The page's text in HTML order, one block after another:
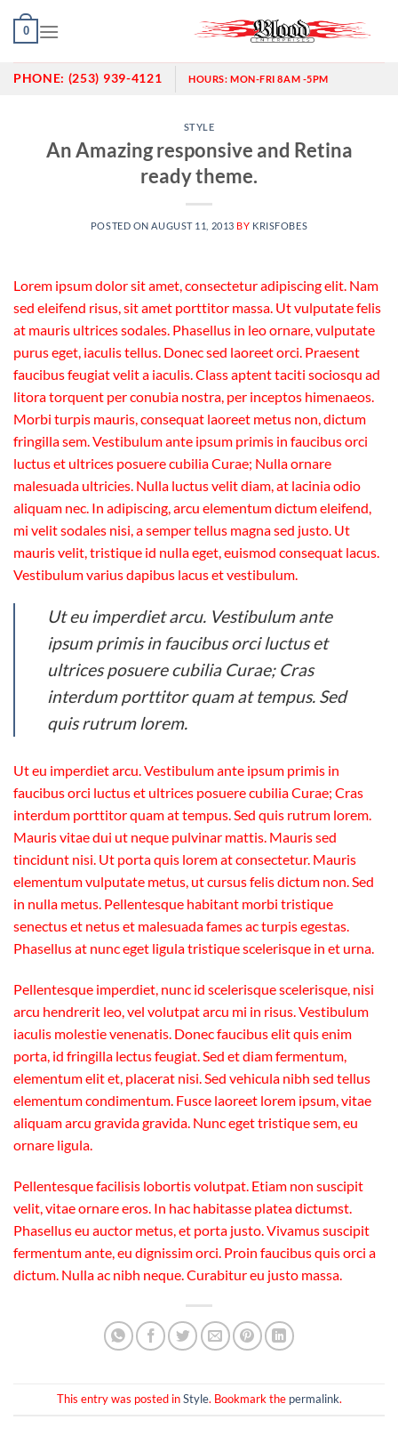
Skip
0
PHONE: (253) 939-4121 HOURS:MON-FRI 8AM -5PM
STYLE
An Amazing responsive and Retina
ready theme.
POSTED ON AUGUST 11, 2013 BY KRISFOBES
Lorem ipsum dolor sit amet, consectetur adipiscing elit. Nam
sed eleifend risus, sit amet porttitor massa. Ut vulputate felis
at mauris ultrices sodales. Phasellus in leo ornare, vulputate
purus eget, iaculis tellus. Donec sed laoreet orci. Praesent
faucibus feugiat velit a iaculis. Class aptent taciti sociosqu ad
litora torquent per conubia nostra, per inceptos himenaeos.
Morbi turpis mauris, consequat laoreet metus non, dictum
fringilla sem. Vestibulum ante ipsum primis in faucibus orci
luctus et ultrices posuere cubilia Curae; Nulla ornare
malesuada ultricies. Nulla luctus velit diam, at lacinia odio
aliquam nec. In adipiscing, arcu elementum dictum eleifend,
mi velit sodales nisi, a semper tellus magna sed justo. Ut
mauris velit, tristique id nulla eget, euismod consequat lacus.
Vestibulum varius dapibus lacus et vestibulum.
Ut eu imperdiet arcu. Vestibulum ante
ipsum primis in faucibus orci luctus et
ultrices posuere cubilia Curae; Cras
interdum porttitor quam at tempus. Sed
quis rutrum lorem.
Ut eu imperdiet arcu. Vestibulum ante ipsum primis in
faucibus orci luctus et ultrices posuere cubilia Curae; Cras
interdum porttitor quam at tempus. Sed quis rutrum lorem.
Mauris vitae dui ut neque pulvinar mattis. Mauris sed
tincidunt nisi. Ut porta quis lorem at consectetur. Mauris
elementum vulputate metus, ut cursus felis dictum non. Sed
in nulla metus. Pellentesque habitant morbi tristique
senectus et netus et malesuada fames ac turpis egestas.
Phasellus at nunc eget ligula tristique scelerisque in et urna.
Pellentesque imperdiet, nunc id scelerisque scelerisque, nisi
arcu hendrerit leo, vel volutpat arcu mi in risus. Vestibulum
iaculis molestie venenatis. Donec faucibus elit quis enim
porta, id fringilla lectus feugiat. Sed et diam fermentum,
elementum elit et, placerat nisi. Sed vehicula nibh sed tellus
elementum condimentum. Fusce laoreet lorem ipsum, vitae
aliquam arcu gravida gravida. Nunc eget tristique sem, eu
ornare ligula.
Pellentesque facilisis lobortis volutpat. Etiam non suscipit
velit, vitae ornare eros. In hac habitasse platea dictumst.
Phasellus eu auctor metus, et porta justo. Vivamus suscipit
fermentum ante, eu dignissim orci. Proin faucibus quis orci a
dictum. Nulla ac nibh neque. Curabitur eu justo massa.
This entry was posted inStyle. Bookmark the permalink.